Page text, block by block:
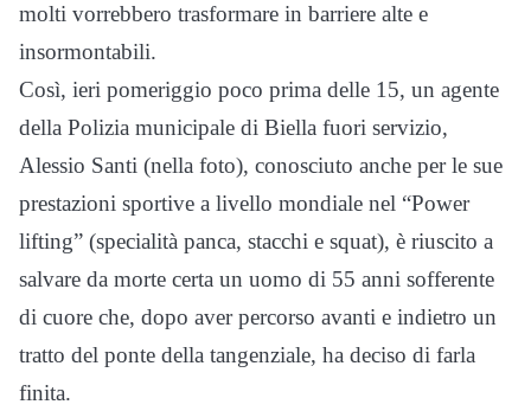
molti vorrebbero trasformare in barriere alte e
insormontabili.
Così, ieri pomeriggio poco prima delle 15, un agente
della Polizia municipale di Biella fuori servizio,
Alessio Santi (nella foto), conosciuto anche per le sue
prestazioni sportive a livello mondiale nel “Power
lifting” (specialità panca, stacchi e squat), è riuscito a
salvare da morte certa un uomo di 55 anni sofferente
di cuore che, dopo aver percorso avanti e indietro un
tratto del ponte della tangenziale, ha deciso di farla
finita.